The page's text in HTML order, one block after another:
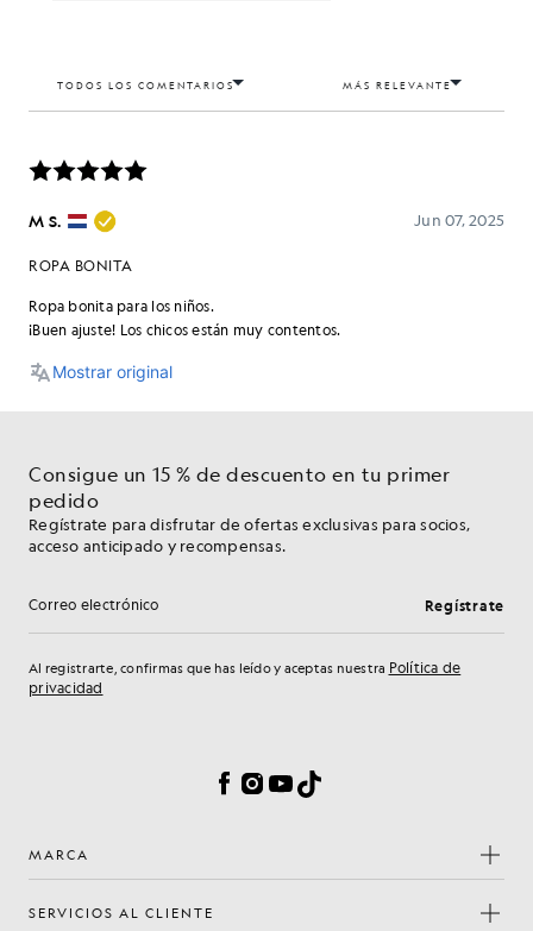
Consigue un 15 % de descuento en tu primer
pedido
Regístrate para disfrutar de ofertas exclusivas para socios,
acceso anticipado y recompensas.
Dirección de correo electrónico Regístrate
Al registrarte, confirmas que has leído y aceptas nuestra Política de
privacidad
Facebook
Instagram
YouTube
TikTok
MARCA
SERVICIOS AL CLIENTE